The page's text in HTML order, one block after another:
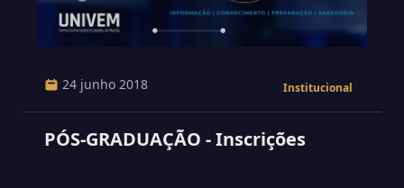
24 junho 2018 Institucional
PÓS-GRADUAÇÃO - Inscrições